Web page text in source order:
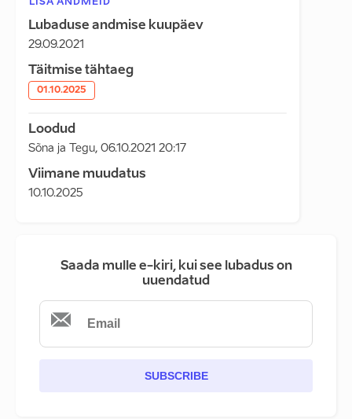
LISA ANDMEID
Lubaduse andmise kuupäev
29.09.2021
Täitmise tähtaeg
01.10.2025
Loodud
Sõna ja Tegu, 06.10.2021 20:17
Viimane muudatus
10.10.2025
Saada mulle e-kiri, kui see lubadus on
uuendatud
SUBSCRIBE